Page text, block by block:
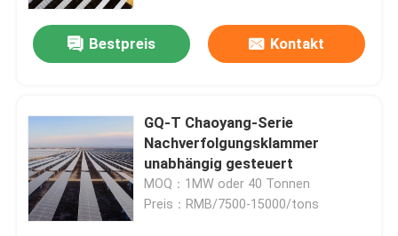
Bestpreis Kontakt
GQ-T Chaoyang-Serie
Nachverfolgungsklammer
unabhängig gesteuert
MOQ：1MW oder 40 Tonnen
Preis：RMB/7500-15000/tons